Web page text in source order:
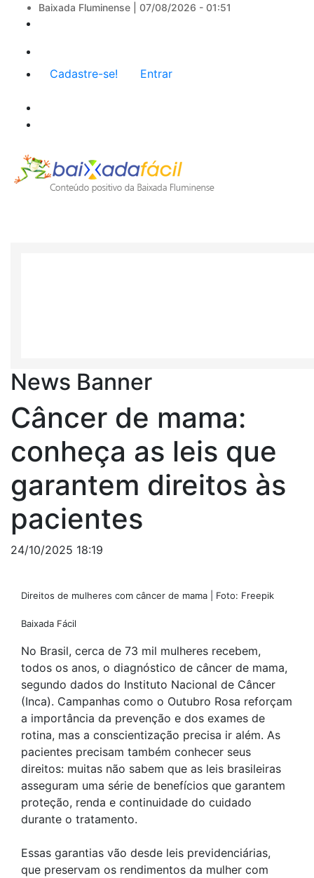
Baixada Fluminense | 07/08/2026 - 01:51
Menu
de
usuário
Cadastre-se! Entrar
News Banner
Câncer de mama:
conheça as leis que
garantem direitos às
pacientes
24/10/2025 18:19
Direitos de mulheres com câncer de mama | Foto: Freepik
Baixada Fácil
No Brasil, cerca de 73 mil mulheres recebem,
todos os anos, o diagnóstico de câncer de mama,
segundo dados do Instituto Nacional de Câncer
(Inca). Campanhas como o Outubro Rosa reforçam
a importância da prevenção e dos exames de
rotina, mas a conscientização precisa ir além. As
pacientes precisam também conhecer seus
direitos: muitas não sabem que as leis brasileiras
asseguram uma série de benefícios que garantem
proteção, renda e continuidade do cuidado
durante o tratamento.
Essas garantias vão desde leis previdenciárias,
que preservam os rendimentos da mulher com